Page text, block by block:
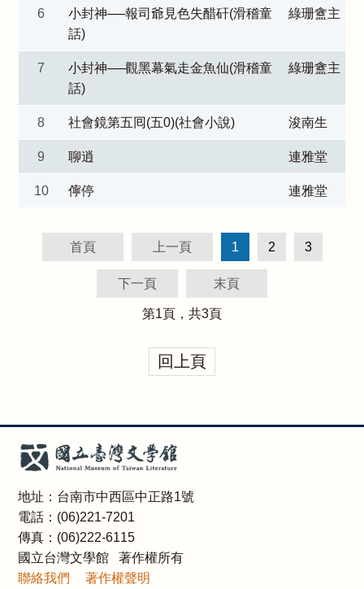
6
小封神──報司爺見色失醋矸(滑稽童
話)
綠珊盦主
7
小封神──觀黑幕氣走金魚仙(滑稽童
話)
綠珊盦主
8 社會鏡第五囘(五0)(社會小說) 浚南生
9 聊逍 連雅堂
10 儜停 連雅堂
首頁 上一頁 1 2 3
下一頁 末頁
第1頁，共3頁
回上頁
地址：台南市中西區中正路1號
電話：(06)221-7201
傳真：(06)222-6115
國立台灣文學館 著作權所有
聯絡我們
著作權聲明